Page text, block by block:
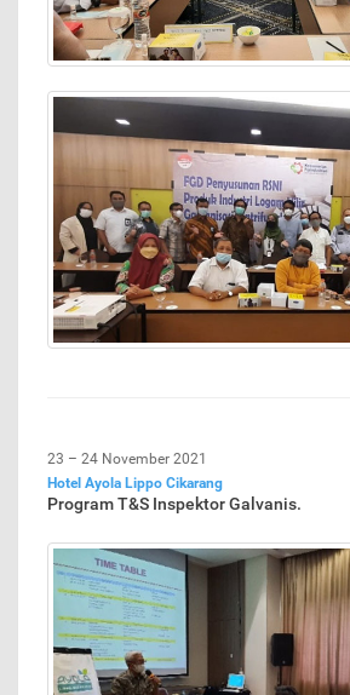
23 – 24 November 2021
Hotel Ayola Lippo Cikarang
Program T&S Inspektor Galvanis.